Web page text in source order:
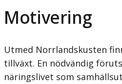
Motivering
Utmed Norrlandskusten
tillväxt. En nödvändig
näringslivet som